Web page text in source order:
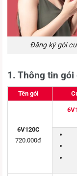
Đăng ký gói
1. Thông tin gói
Tên gói
6V120C
720.000đ